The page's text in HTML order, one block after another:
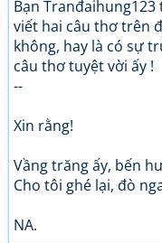
Bạn
viết hai câu thơ trên
không, hay là có sự
câu thơ tuyệt vời ấy !
--
Xin rằng!
Vầng trăng ấy, bến
Cho tôi ghé lại, đò
NA.